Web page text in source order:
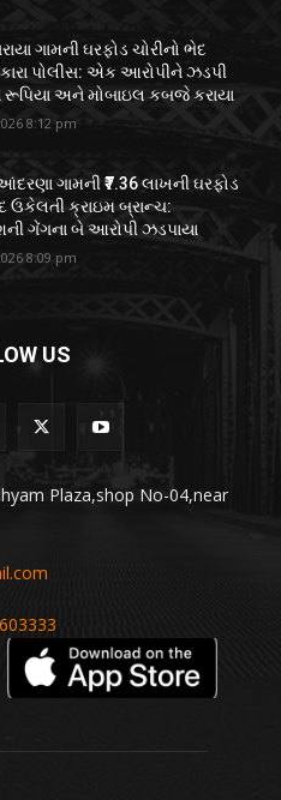
ગામની ઘરફોડ ચોરીનો ભેદ
પોલીસ: એક આરોપીને ઝડપી
રૂપિયા અને મોબાઇલ કબજે કરાયા
8:12 pm
ગામની ₹7.36 લાખની ઘરફોડ
ઉકેલતી ક્રાઇમ બ્રાન્ચ:
ગેંગના બે આરોપી ઝડપાયા
8:09 pm
US
Plaza,shop No-04,near